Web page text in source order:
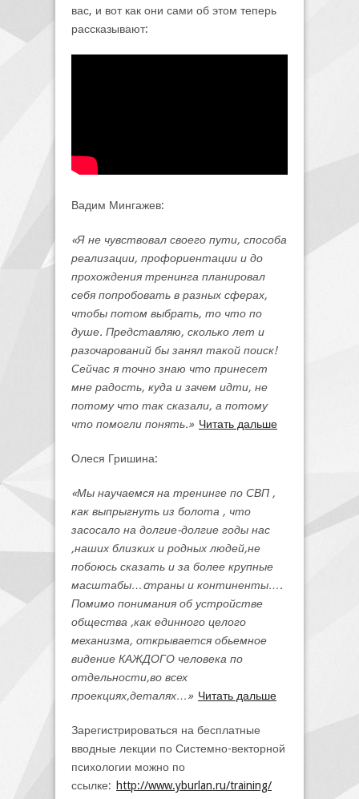
вас, и вот как они сами об этом теперь
рассказывают:
Вадим Мингажев:
«Я не чувствовал своего пути, способа
реализации, профориентации и до
прохождения тренинга планировал
себя попробовать в разных сферах,
чтобы потом выбрать, то что по
душе. Представляю, сколько лет и
разочарований бы занял такой поиск!
Сейчас я точно знаю что принесет
мне радость, куда и зачем идти, не
потому что так сказали, а потому
что помогли понять.» Читать дальше
Олеся Гришина:
«Мы научаемся на тренинге по СВП ,
как выпрыгнуть из болота , что
засосало на долгие-долгие годы нас
,наших близких и родных людей,не
побоюсь сказать и за более крупные
масштабы…cтраны и континенты….
Помимо понимания об устройстве
общества ,как единного целого
механизма, открывается обьемное
видение КАЖДОГО человека по
отдельности,во всех
проекциях,деталях…» Читать дальше
Зарегистрироваться на бесплатные
вводные лекции по Системно-векторной
психологии можно по
ссылке: http://www.yburlan.ru/training/